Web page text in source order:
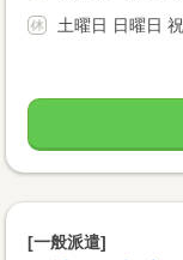
土曜日 日曜日
[一般派遣]